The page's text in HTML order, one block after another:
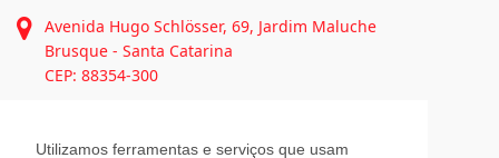
Utilizamos ferramentas e serviços que usam
(47) 3351-1062
Avenida Hugo Schlösser, 69, Jardim Maluche